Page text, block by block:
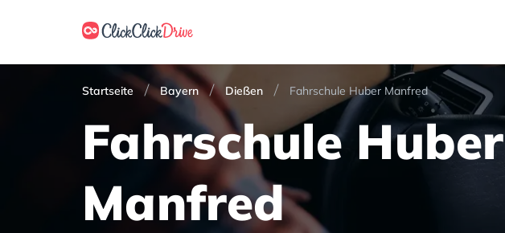
Startseite Bayern Dießen Fahrschule Huber Manfred
Fahrschule Huber
Manfred